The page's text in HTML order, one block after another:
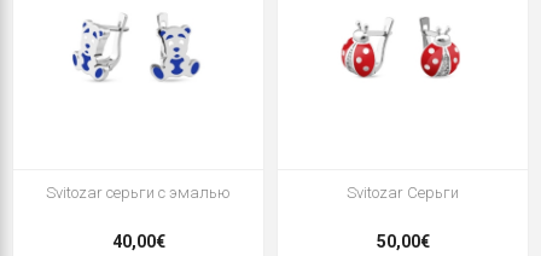
Svitozar серьги с эмалью
40,00€
Svitozar Серьги
50,00€